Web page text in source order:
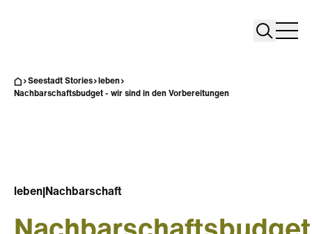
Search
Seestadt Stories
leben
Nachbarschaftsbudget - wir sind in den Vorbereitungen
leben Nachbarschaft